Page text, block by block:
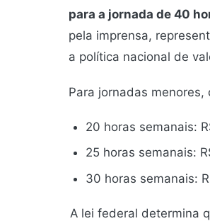
para a jornada de 40
pela imprensa,
a política nacional de
Para jornadas menores,
20 horas semanais:
25 horas semanais:
30 horas semanais:
A lei federal determina